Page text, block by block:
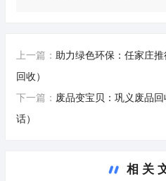
上一篇： 助力绿色环保：任家庄
回收）
下一篇： 废品变宝贝：巩义废品
话）
相关